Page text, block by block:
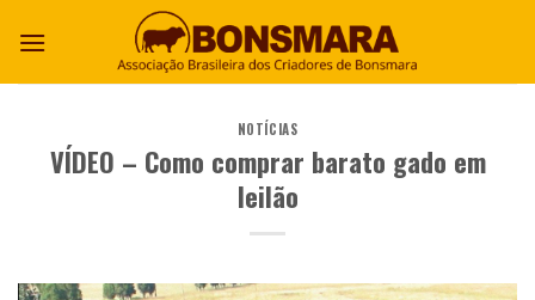
NOTÍCIAS
VÍDEO – Como comprar barato gado em
leilão